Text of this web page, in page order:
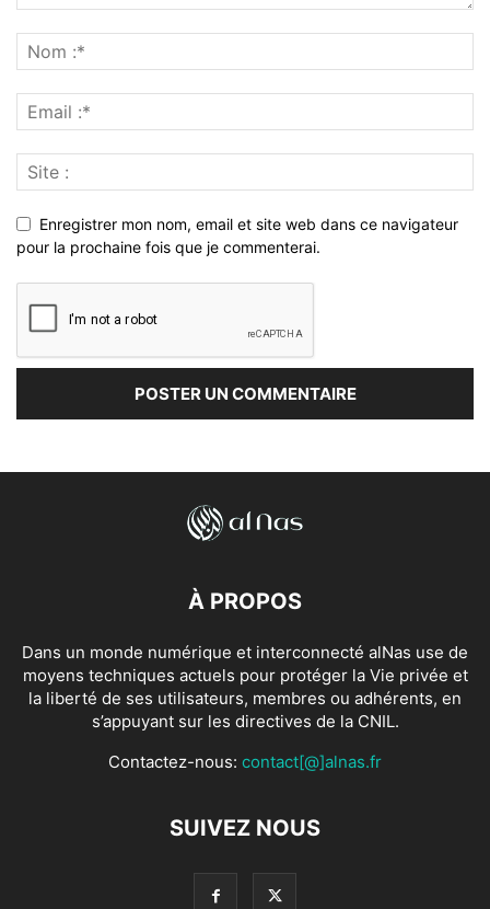
Enregistrer mon nom, email et site web dans ce navigateur
pour la prochaine fois que je commenterai.
À PROPOS
Dans un monde numérique et interconnecté alNas use de
moyens techniques actuels pour protéger la Vie privée et
la liberté de ses utilisateurs, membres ou adhérents, en
s’appuyant sur les directives de la CNIL.
Contactez-nous: contact[@]alnas.fr
SUIVEZ NOUS